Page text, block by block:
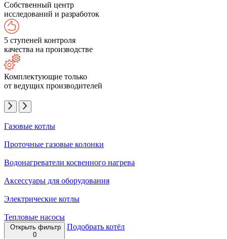
Собственный центр
исследований и разработок
5 ступеней контроля
качества на производстве
Комплектующие только
от ведущих производителей
Газовые котлы
Проточные газовые колонки
Водонагреватели косвенного нагрева
Аксессуары для оборудования
Электрические котлы
Тепловые насосы
Открыть фильтр
0
Подобрать котёл